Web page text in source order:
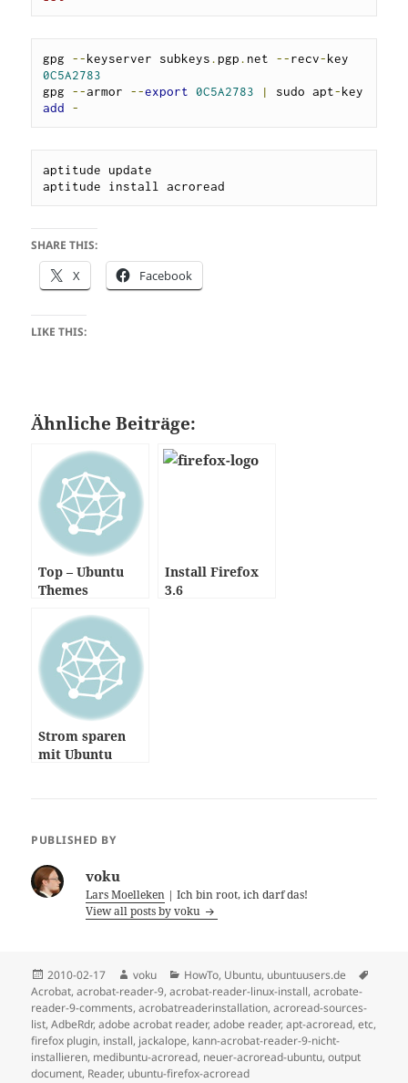
gpg --keyserver subkeys .pgp . net --recv-
0C5A2783
gpg --armor --export 0C5A2783 | sudo apt-
add
-
aptitude update
aptitude install acroread
SHARE THIS:
X Facebook
LIKE THIS:
Ähnliche Beiträge:
Top – Ubuntu
Themes
Install Firefox
3.6
Strom sparen
mit Ubuntu
PUBLISHED BY
voku
Lars Moelleken | Ich bin root, ich darf das!
View all posts by voku
Posted
on
2010-02-17 Author
voku Categories
HowTo, Ubuntu, ubuntuusers.de
Acrobat,acrobat-reader-9,acrobat-reader-linux-install,acrobate-
reader-9-comments,acrobatreaderinstallation,acroread-sources-
list,AdbeRdr,adobe acrobat reader,adobe reader,apt-acroread,etc,
firefox plugin, install, jackalope, kann-acrobat-reader-9-nicht-
installieren, medibuntu-acroread, neuer-acroread-ubuntu,output
document, Reader, ubuntu-firefox-acroread